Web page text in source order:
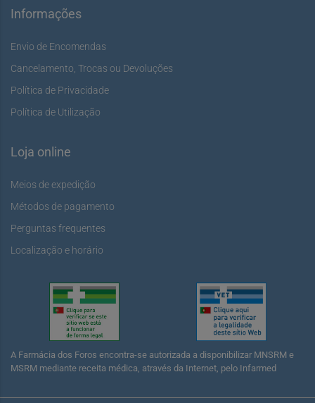
Informações
Envio de Encomendas
Cancelamento, Trocas ou Devoluções
Política de Privacidade
Política de Utilização
Loja online
Meios de expedição
Métodos de pagamento
Perguntas frequentes
Localização e horário
A Farmácia dos Foros encontra-se autorizada a disponibilizar MNSRM e
MSRM mediante receita médica, através da Internet, pelo Infarmed